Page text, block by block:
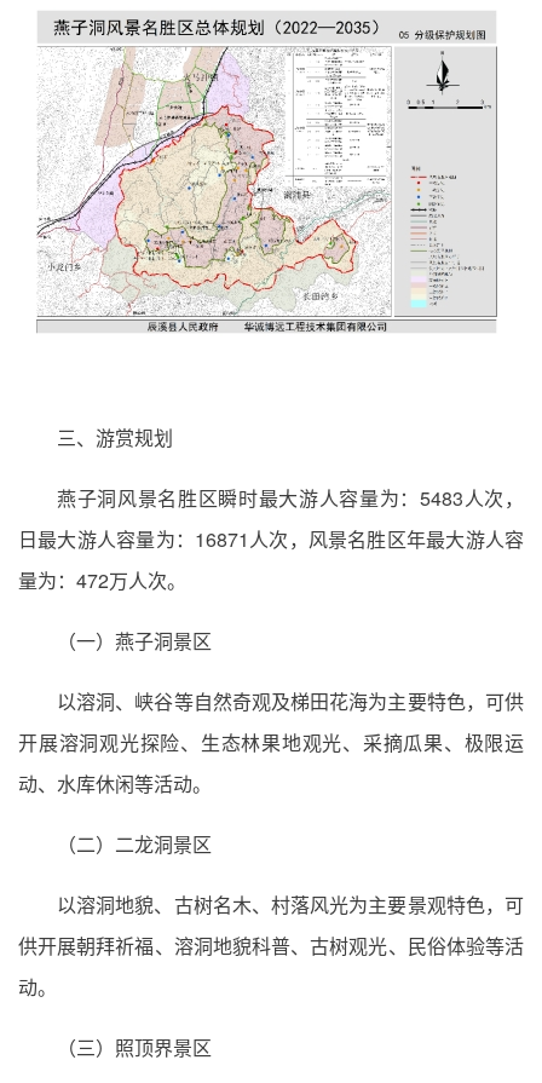
三、游赏规划
燕子洞风景名胜区瞬时最大游人容量为：5483人次，
日最大游人容量为：16871人次，风景名胜区年最大游人容
量为：472万人次。
（一）燕子洞景区
以溶洞、峡谷等自然奇观及梯田花海为主要特色，可供
开展溶洞观光探险、生态林果地观光、采摘瓜果、极限运
动、水库休闲等活动。
（二）二龙洞景区
以溶洞地貌、古树名木、村落风光为主要景观特色，可
供开展朝拜祈福、溶洞地貌科普、古树观光、民俗体验等活
动。
（三）照顶界景区